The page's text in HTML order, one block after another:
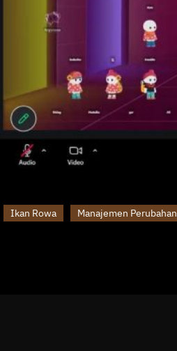
Ikan Rowa Manajemen Perubahan